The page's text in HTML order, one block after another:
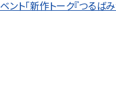
ント「新作トーク『つるば